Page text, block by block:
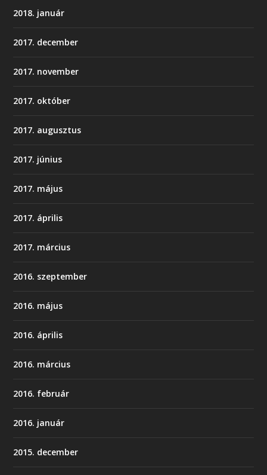
2018. január
2017. december
2017. november
2017. október
2017. augusztus
2017. június
2017. május
2017. április
2017. március
2016. szeptember
2016. május
2016. április
2016. március
2016. február
2016. január
2015. december